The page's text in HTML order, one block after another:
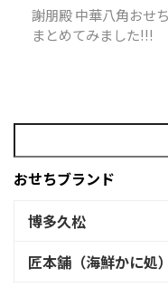
— 唐揚テロリスト
(@karaagetero) January 1,
謝朋殿 中華八角おせ
まとめてみました!!!
おせちブランド
博多久松
匠本舗（海鮮かに処）